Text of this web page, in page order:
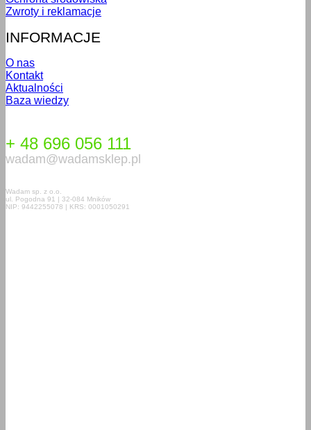
Zwroty i reklamacje
INFORMACJE
O nas
Kontakt
Aktualności
Baza wiedzy
+ 48 696 056 111
wadam@wadamsklep.pl
Wadam sp. z o.o.
ul. Pogodna 91 | 32-084 Mników
NIP: 9442255078 | KRS: 0001050291